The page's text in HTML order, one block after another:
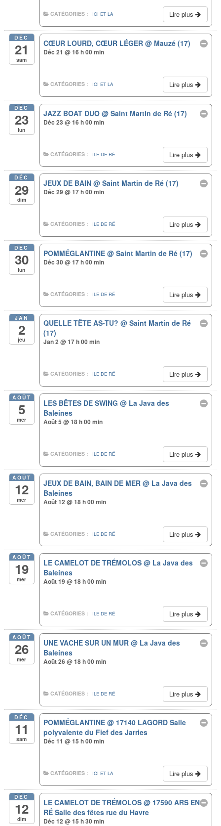
Lire plus
CATÉGORIES : ICI ET LA
DÉC
21
sam
CŒUR LOURD, CŒUR LÉGER@ Mauzé (17)
Déc 21 @ 16 h 00 min
Lire plus
CATÉGORIES : ICI ET LA
DÉC
23
lun
JAZZ BOAT DUO@ Saint Martin de Ré (17)
Déc 23 @ 16 h 00 min
Lire plus
CATÉGORIES : ILE DE RÉ
DÉC
29
dim
JEUX DE BAIN@ Saint Martin de Ré (17)
Déc 29 @ 17 h 00 min
Lire plus
CATÉGORIES : ILE DE RÉ
DÉC
30
lun
POMMÉGLANTINE@ Saint Martin de Ré (17)
Déc 30 @ 17 h 00 min
Lire plus
CATÉGORIES : ILE DE RÉ
JAN
2
jeu
QUELLE TÊTE AS-TU?@ Saint Martin de Ré
(17)
Jan 2 @ 17 h 00 min
Lire plus
CATÉGORIES : ILE DE RÉ
AOÛT
5
mer
LES BÊTES DE SWING@ La Java des
Baleines
Août 5 @ 18 h 00 min
Lire plus
CATÉGORIES : ILE DE RÉ
AOÛT
12
mer
JEUX DE BAIN, BAIN DE MER@ La Java des
Baleines
Août 12 @ 18 h 00 min
Lire plus
CATÉGORIES : ILE DE RÉ
AOÛT
19
mer
LE CAMELOT DE TRÉMOLOS@ La Java des
Baleines
Août 19 @ 18 h 00 min
Lire plus
CATÉGORIES : ILE DE RÉ
AOÛT
26
mer
UNE VACHE SUR UN MUR@ La Java des
Baleines
Août 26 @ 18 h 00 min
Lire plus
CATÉGORIES : ILE DE RÉ
DÉC
11
sam
POMMÉGLANTINE@ 17140 LAGORD Salle
polyvalente du Fief des Jarries
Déc 11 @ 15 h 00 min
Lire plus
CATÉGORIES : ICI ET LA
DÉC
12
dim
LE CAMELOT DE TRÉMOLOS@ 17590 ARS EN
RÉ Salle des fêtes rue du Havre
Déc 12 @ 15 h 30 min